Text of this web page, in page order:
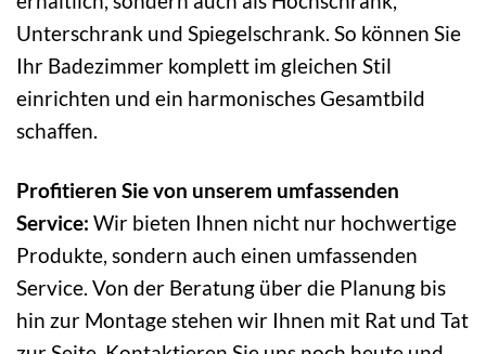
Unterschrank und Spiegelschrank. So können Sie
Ihr Badezimmer komplett im gleichen Stil
einrichten und ein harmonisches Gesamtbild
schaffen.
Profitieren Sie von unserem umfassenden
Service: Wir bieten Ihnen nicht nur hochwertige
Produkte, sondern auch einen umfassenden
Service. Von der Beratung über die Planung bis
hin zur Montage stehen wir Ihnen mit Rat und Tat